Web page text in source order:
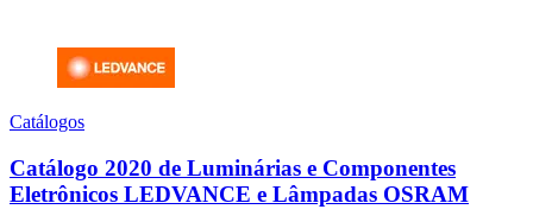
Catálogos
Catálogo 2020 de Luminárias e Componentes
Eletrônicos LEDVANCE e Lâmpadas OSRAM